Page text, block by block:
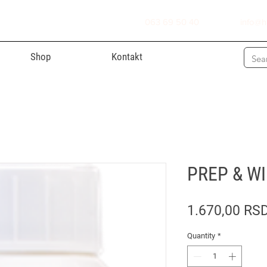
Shop Kontakt
PREP &
1.670,00
Quantity *